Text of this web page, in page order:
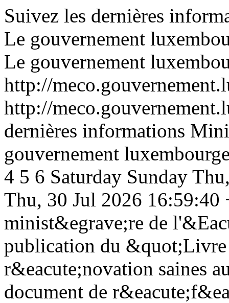
Suivez les dernières
Le gouvernement
Le gouvernement
http://
http://
dernières informations
gouvernement
4 5 6 Saturday Sunday
Thu, 30 Jul 2026 16:59:40
minist&egrave;re de
publication du &quot;Livre
r&eacute;novation saines
document de